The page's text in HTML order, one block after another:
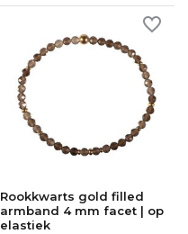
Rookkwarts gold filled
armband 4 mm facet | op
elastiek